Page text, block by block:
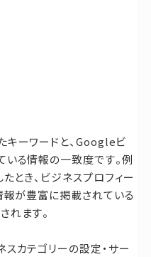
キーワードと、Googleビ
いる情報の一致度です。例
とき、ビジネスプロフィー
報が豊富に掲載されている
れます。
カテゴリーの設定・サー